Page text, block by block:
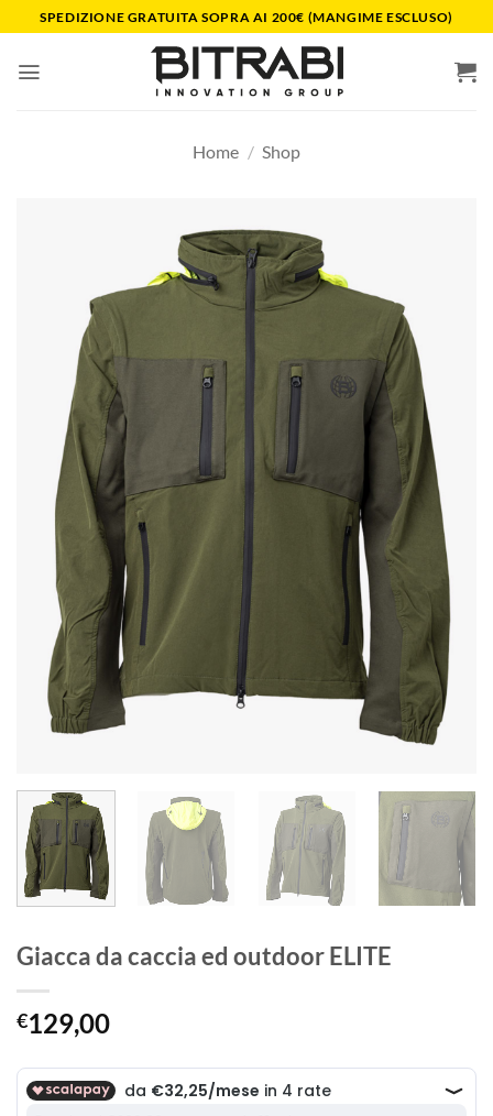
ai
contenuti
SPEDIZIONE GRATUITA SOPRA AI 200€ (MANGIME ESCLUSO)
Home / Shop
Giacca da caccia ed outdoor ELITE
€129,00